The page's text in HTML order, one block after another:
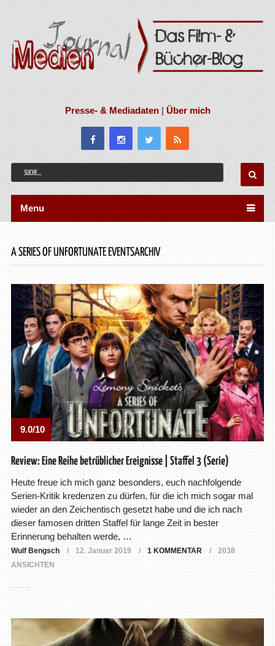
Presse- & Mediadaten|Über mich
Menu
A SERIES OF UNFORTUNATE EVENTSARCHIV
9.0/10
Review: Eine Reihe betrüblicher Ereignisse | Staffel 3 (Serie)
Heute freue ich mich ganz besonders, euch nachfolgende
Serien-Kritik kredenzen zu dürfen, für die ich mich sogar mal
wieder an den Zeichentisch gesetzt habe und die ich nach
dieser famosen dritten Staffel für lange Zeit in bester
Erinnerung behalten werde, …
Wulf Bengsch 12. Januar 2019 1 KOMMENTAR
2038
ANSICHTEN